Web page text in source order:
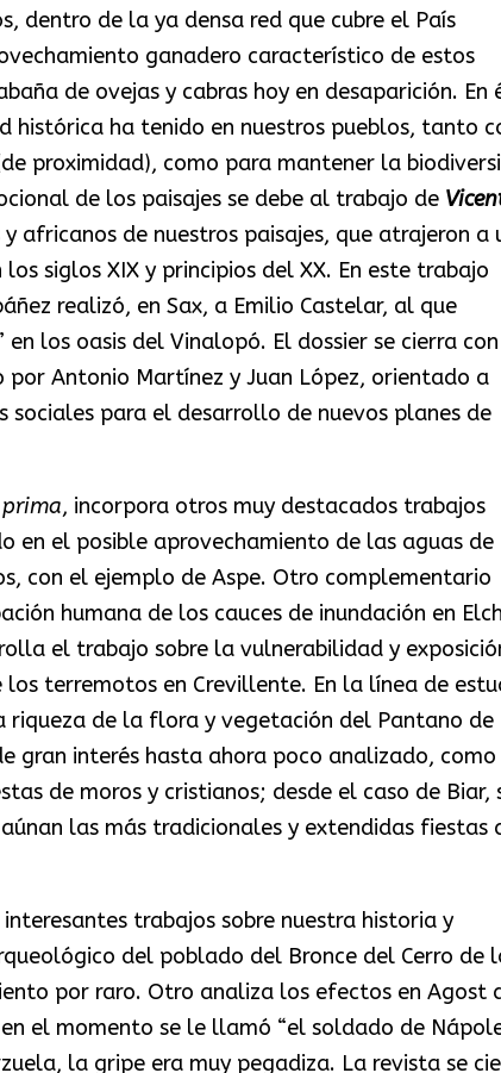
dentro de la ya densa red que cubre el País
ganadero característico de estos
de ovejas y cabras hoy en desaparición. En
histórica ha tenido en nuestros pueblos, tanto
proximidad), como para mantener la
de los paisajes se debe al trabajo de
africanos de nuestros paisajes, que atrajeron a
siglos XIX y principios del XX. En este trabajo
realizó, en Sax, a Emilio Castelar, al que
los oasis del Vinalopó. El dossier se cierra
Antonio Martínez y Juan López, orientado a
para el desarrollo de nuevos planes de
, incorpora otros muy destacados trabajos
en el posible aprovechamiento de las aguas de
con el ejemplo de Aspe. Otro complementario
humana de los cauces de inundación en
el trabajo sobre la vulnerabilidad y
terremotos en Crevillente. En la línea de
riqueza de la flora y vegetación del Pantano de
gran interés hasta ahora poco analizado, como
de moros y cristianos; desde el caso de Biar,
las más tradicionales y extendidas fiestas
trabajos sobre nuestra historia y
del poblado del Bronce del Cerro de
por raro. Otro analiza los efectos en Agost
el momento se le llamó “el soldado de
la gripe era muy pegadiza. La revista se